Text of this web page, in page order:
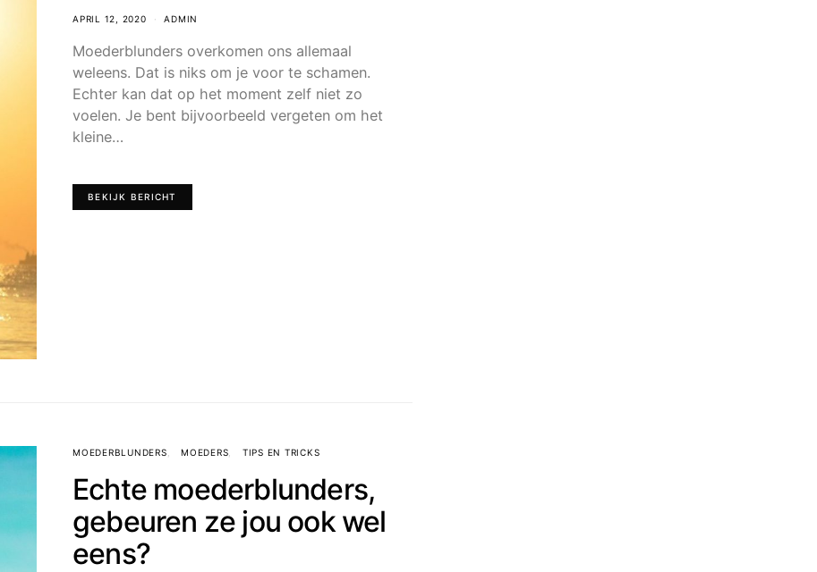
APRIL 12, 2020 ADMIN
Moederblunders overkomen ons allemaal
weleens. Dat is niks om je voor te schamen.
Echter kan dat op het moment zelf niet zo
voelen. Je bent bijvoorbeeld vergeten om het
kleine…
BEKIJK BERICHT
MOEDERBLUNDERS MOEDERS TIPS EN TRICKS
Echte moederblunders,
gebeuren ze jou ook wel
eens?